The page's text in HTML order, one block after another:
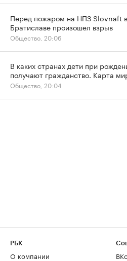
Перед пожаром на НПЗ Slovnaft в
Братиславе произошел взрыв
Общество, 20:06
В каких странах дети при
получают гражданство. Карта
Общество, 20:04
РБК
О компании